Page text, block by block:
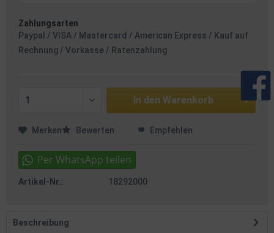
Zahlungsarten
Paypal / VISA / Mastercard / American Express / Kauf auf
Rechnung / Vorkasse / Ratenzahlung
In den Warenkorb
Merken Bewerten Empfehlen
Artikel-Nr.: 18292000
Beschreibung